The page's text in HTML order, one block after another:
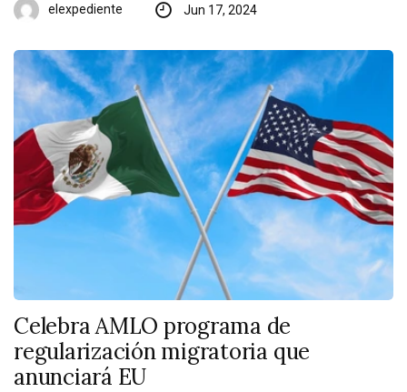
elexpediente Jun 17, 2024
Celebra AMLO programa de
regularización migratoria que
anunciará EU